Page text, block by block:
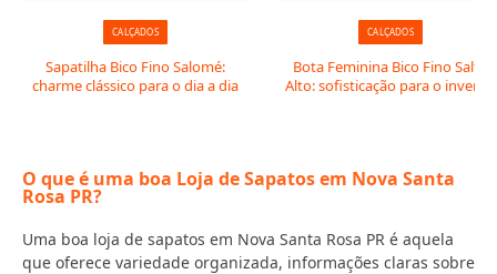
CALÇADOS
Sapatilha Bico Fino Salomé:
charme clássico para o dia a dia
CALÇADOS
Bota Feminina Bico Fino Salto
Alto: sofisticação para o inverno
O que é uma boa Loja de Sapatos em Nova Santa
Rosa PR?
Uma boa loja de sapatos em Nova Santa Rosa PR é aquela
que oferece variedade organizada, informações claras sobre